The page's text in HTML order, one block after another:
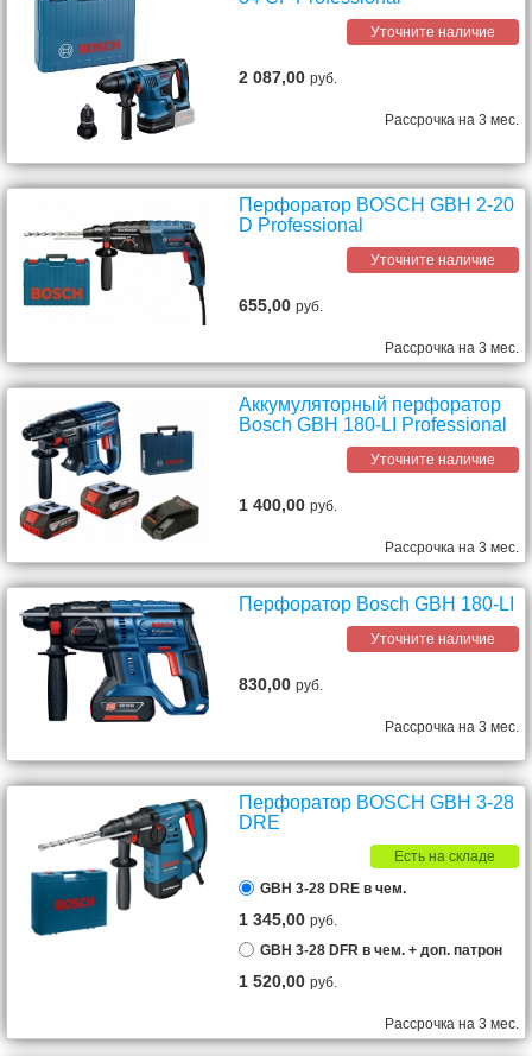
Уточните наличие
2 087,00руб.
Рассрочка на 3 мес.
Перфоратор BOSCH GBH 2-20
D Professional
Уточните наличие
655,00руб.
Рассрочка на 3 мес.
Аккумуляторный перфоратор
Bosch GBH 180-LI Professional
Уточните наличие
1 400,00руб.
Рассрочка на 3 мес.
Перфоратор Bosch GBH 180-LI
Уточните наличие
830,00руб.
Рассрочка на 3 мес.
Перфоратор BOSCH GBH 3-28
DRE
Есть на складе
GBH 3-28 DRE в чем.
1 345,00руб.
GBH 3-28 DFR в чем. + доп. патрон
1 520,00руб.
Рассрочка на 3 мес.